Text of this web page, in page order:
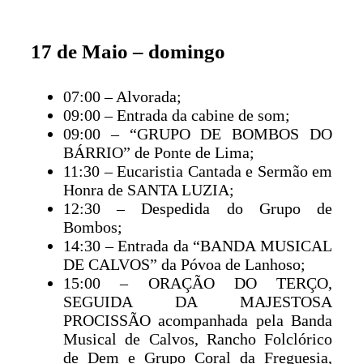
17 de Maio – domingo
07:00 – Alvorada;
09:00 – Entrada da cabine de som;
09:00 – “GRUPO DE BOMBOS DO
BÁRRIO” de Ponte de Lima;
11:30 – Eucaristia Cantada e Sermão em
Honra de SANTA LUZIA;
12:30 – Despedida do Grupo de
Bombos;
14:30 – Entrada da “BANDA MUSICAL
DE CALVOS” da Póvoa de Lanhoso;
15:00 – ORAÇÃO DO TERÇO,
SEGUIDA DA MAJESTOSA
PROCISSÃO acompanhada pela Banda
Musical de Calvos, Rancho Folclórico
de Dem e Grupo Coral da Freguesia,